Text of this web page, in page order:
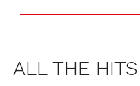
ALL THE HITS